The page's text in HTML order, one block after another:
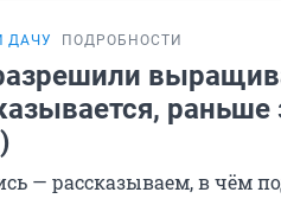
ДАЧУ ПОДРОБНОСТИ
раньше
— рассказываем, в чём